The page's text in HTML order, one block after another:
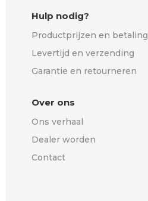
Hulp nodig?
Productprijzen en betaling
Levertijd en verzending
Garantie en retourneren
Over ons
Ons verhaal
Dealer worden
Contact